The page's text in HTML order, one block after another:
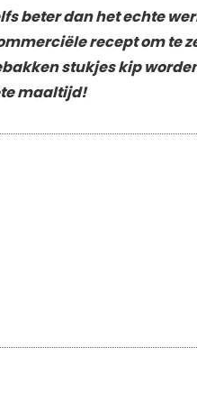
beter dan het echte
recept om te
stukjes kip
maaltijd!